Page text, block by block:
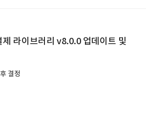
제 라이브러리 v8.0.0 업데이트 및
결정